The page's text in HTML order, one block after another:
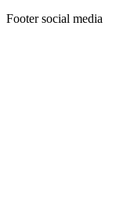
Footer social media